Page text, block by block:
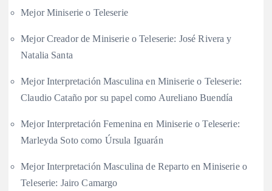
Mejor Miniserie o Teleserie
Mejor Creador de Miniserie o Teleserie: José Rivera y
Natalia Santa
Mejor Interpretación Masculina en Miniserie o Teleserie:
Claudio Cataño por su papel como Aureliano Buendía
Mejor Interpretación Femenina en Miniserie o Teleserie:
Marleyda Soto como Úrsula Iguarán
Mejor Interpretación Masculina de Reparto en Miniserie o
Teleserie: Jairo Camargo